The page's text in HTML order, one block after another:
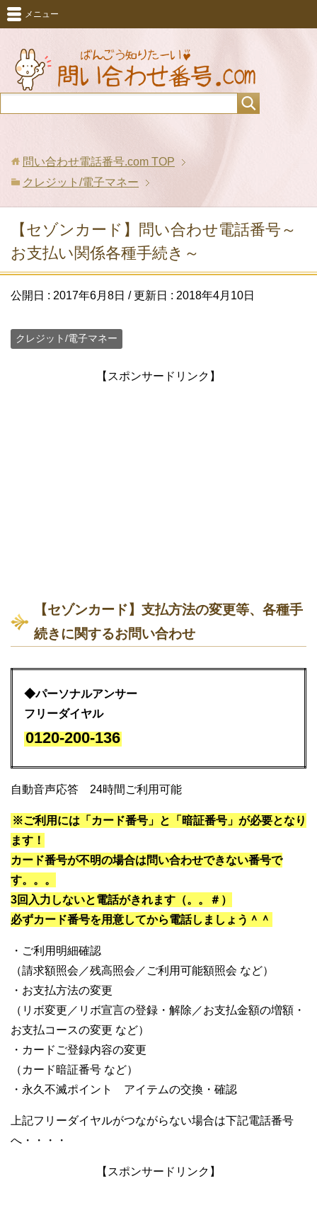
メニュー
問い合わせ電話番号.com TOP
クレジット/電子マネー
【セゾンカード】問い合わせ電話番号～
お支払い関係各種手続き～
公開日 : 2017年6月8日 / 更新日 : 2018年4月10日
クレジット/電子マネー
【スポンサードリンク】
【セゾンカード】支払方法の変更等、各種手
続きに関するお問い合わせ
◆パーソナルアンサー
フリーダイヤル
0120-200-136
自動音声応答 24時間ご利用可能
※ご利用には「カード番号」と「暗証番号」が必要となり
ます！
カード番号が不明の場合は問い合わせできない番号で
す。。。
3回入力しないと電話がきれます（。。＃）
必ずカード番号を用意してから電話しましょう＾＾
・ご利用明細確認
（請求額照会／残高照会／ご利用可能額照会 など）
・お支払方法の変更
（リボ変更／リボ宣言の登録・解除／お支払金額の増額・
お支払コースの変更 など）
・カードご登録内容の変更
（カード暗証番号 など）
・永久不滅ポイント アイテムの交換・確認
上記フリーダイヤルがつながらない場合は下記電話番号
へ・・・・
【スポンサードリンク】